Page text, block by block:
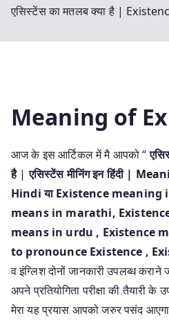
एसिस्टेंस का मतलब क्या है |
Meaning of
आज के इस आर्टिकल में मै आपको “
है|एसिस्टेंस मीनिंग इन हिंदी |
Hindi या Existence meaning
means in marathi,
means in urdu , Existence
to pronounce Existence ,
व इंग्लिश दोनों जानकारी उपलब्ध
अपने प्रतियोगिता परीक्षा की तैयारी
मेरा यह प्रयास आपको जरुर पसंद